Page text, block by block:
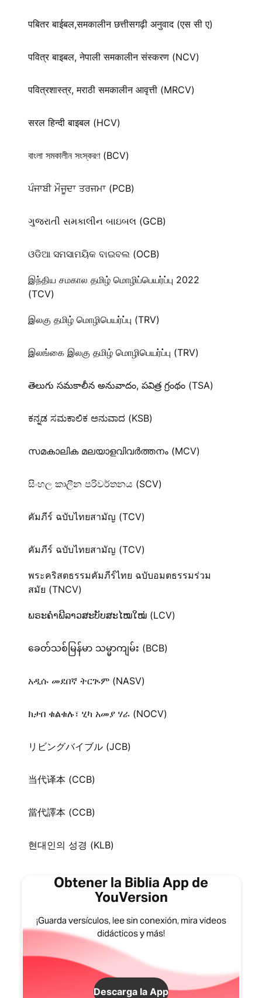
पबितर बाईबल,समकालीन छत्तीसगढ़ी अनुवाद (एस सी ए)
पवित्र बाइबल, नेपाली समकालीन संस्करण (NCV)
पवित्रशास्त्र, मराठी समकालीन आवृत्ती (MRCV)
सरल हिन्दी बाइबल (HCV)
বাংলা সমকালীন সংস্করণ (BCV)
ਪੰਜਾਬੀ ਮੌਜੂਦਾ ਤਰਜਮਾ (PCB)
ગુજરાતી સમકાલીન બાઇબલ (GCB)
ଓଡିଆ ସମସାମୟିକ ବାଇବଲ (OCB)
இந்திய சமகால தமிழ் மொழிப்பெயர்ப்பு 2022
(TCV)
இலகு தமிழ் மொழிபெயர்ப்பு (TRV)
இலங்கை இலகு தமிழ் மொழிபெயர்ப்பு (TRV)
తెలుగు సమకాలీన అనువాదం, పవిత్ర గ్రంథం (TSA)
ಕನ್ನಡ ಸಮಕಾಲಿಕ ಅನುವಾದ (KSB)
സമകാലിക മലയാളവിവർത്തനം (MCV)
සිංහල කාලීන පරිවර්තනය (SCV)
คัมภีร์ ฉบับไทยสามัญ (TCV)
คัมภีร์ ฉบับไทยสามัญ (TCV)
พระคริสตธรรมคัมภีร์ไทย ฉบับอมตธรรมร่วม
สมัย (TNCV)
ພຣະຄຳພີລາວສະບັບສະໄໝໃໝ່ (LCV)
ခေတ်သစ်​မြန်မာ သမ္မာကျမ်း (BCB)
አዲሱ መደበኛ ትርጒም (NASV)
ክታበ ቁልቁሉ፣ ሂካ አመያ ሃራ (NOCV)
リビングバイブル (JCB)
当代译本 (CCB)
當代譯本 (CCB)
현대인의 성경 (KLB)
Obtener la Biblia App de
YouVersion
¡Guarda versículos, lee sin conexión, mira videos
didácticos y más!
Descarga la App